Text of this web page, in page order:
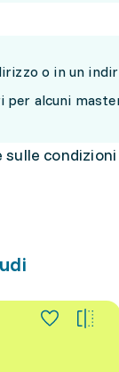
o in un
per alcuni